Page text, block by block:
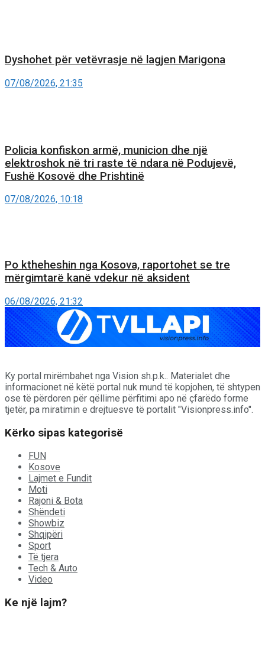
Dyshohet për vetëvrasje në lagjen Marigona
07/08/2026, 21:35
Policia konfiskon armë, municion dhe një
elektroshok në tri raste të ndara në Podujevë,
Fushë Kosovë dhe Prishtinë
07/08/2026, 10:18
Po ktheheshin nga Kosova, raportohet se tre
mërgimtarë kanë vdekur në aksident
06/08/2026, 21:32
Ky portal mirëmbahet nga Vision sh.p.k.. Materialet dhe
informacionet në këtë portal nuk mund të kopjohen, të shtypen
ose të përdoren për qëllime përfitimi apo në çfarëdo forme
tjetër, pa miratimin e drejtuesve të portalit "Visionpress.info".
Kërko sipas kategorisë
FUN
Kosove
Lajmet e Fundit
Moti
Rajoni & Bota
Shëndeti
Showbiz
Shqipëri
Sport
Të tjera
Tech & Auto
Video
Ke një lajm?